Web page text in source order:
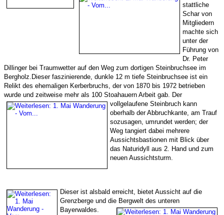
stattliche
Schar von
Mitgliedern
machte sich
unter der
Führung von
Dr. Peter
Dillinger bei Traumwetter auf den Weg zum dortigen Steinbruchsee im
Bergholz.Dieser faszinierende, dunkle 12 m tiefe Steinbruchsee ist ein
Relikt des ehemaligen Kerberbruchs, der von 1870 bis 1972 betrieben
wurde und zeitweise mehr als 100 Stoahauern Arbeit gab. Der
vollgelaufene Steinbruch kann
oberhalb der Abbruchkante, am Trauf
sozusagen, umrundet werden; der
Weg tangiert dabei mehrere
Aussichtsbastionen mit Blick über
das Naturidyll aus 2. Hand und zum
neuen Aussichtsturm.
Dieser ist alsbald erreicht, bietet Aussicht auf die
Grenzberge und die Bergwelt des unteren
Bayerwaldes.